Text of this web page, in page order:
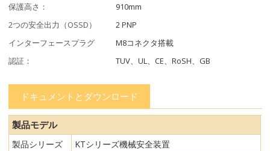
保護高さ：
910mm
2つの安全出力（OSSD）
2 PNP
インターフェースプラグ
M8コネクタ搭載
認証：
TUV、UL、CE、RoSH、GB
ドキュメントとダウンロード
製品モデル
製品シリーズ KTシリーズ機械安全装置